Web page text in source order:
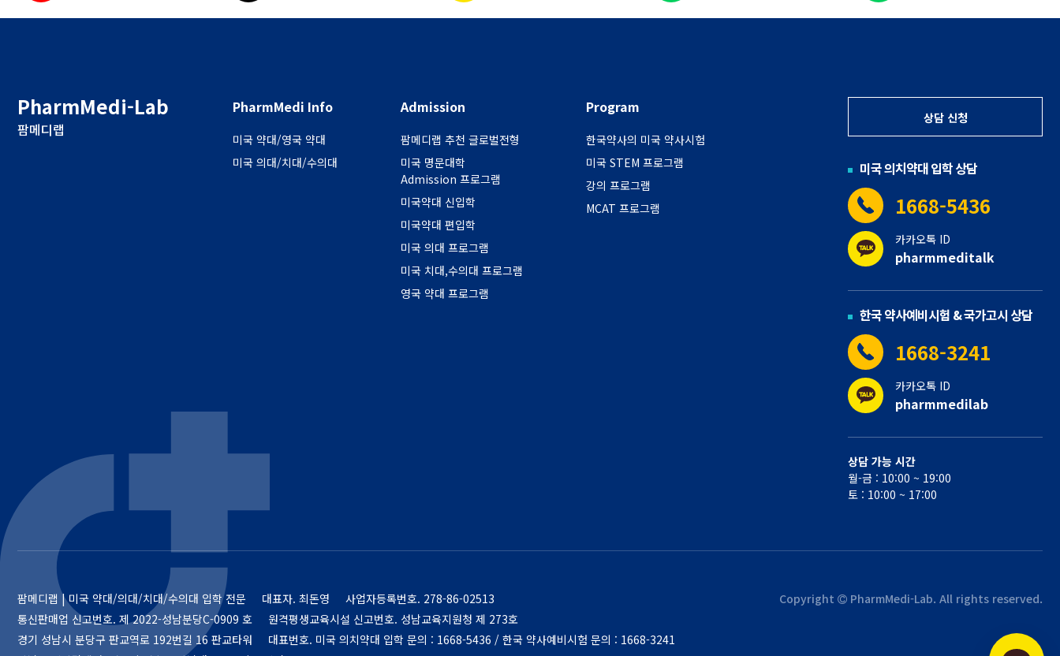
PharmMedi-Lab
팜메디랩
PharmMedi Info
미국 약대/영국 약대
미국 의대/치대/수의대
Admission
팜메디랩 추천 글로벌전형
미국 명문대학
Admission 프로그램
미국약대 신입학
미국약대 편입학
미국 의대 프로그램
미국 치대,수의대 프로그램
영국 약대 프로그램
Program
한국약사의 미국 약사시험
미국 STEM 프로그램
강의 프로그램
MCAT 프로그램
상담 신청
미국 의치약대 입학 상담
1668-5436
카카오톡 ID
pharmmeditalk
한국 약사예비시험 & 국가고시 상담
1668-3241
카카오톡 ID
pharmmedilab
상담 가능 시간
월-금 : 10:00 ~ 19:00
토 : 10:00 ~ 17:00
팜메디랩 | 미국 약대/의대/치대/수의대 입학 전문 대표자. 최돈영 사업자등록번호. 278-86-02513
통신판매업 신고번호. 제 2022-성남분당C-0909 호
원격평생교육시설 신고번호. 성남교육지원청 제 273호
경기 성남시 분당구 판교역로 192번길 16 판교타워
대표번호. 미국 의치약대 입학 문의 : 1668-5436 / 한국 약사예비시험 문의 : 1668-3241
Copyright PharmMedi-Lab. All rights reserved.